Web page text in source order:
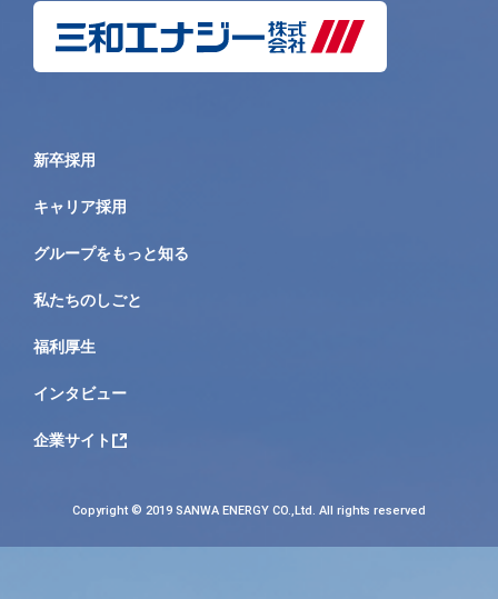
新卒採用
キャリア採用
グループをもっと知る
私たちのしごと
福利厚生
インタビュー
企業サイト
Copyright © 2019 SANWA ENERGY CO.,Ltd. All rights reserved